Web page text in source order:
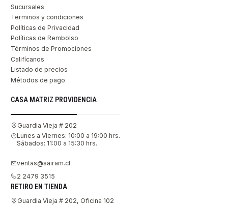
Sucursales
Terminos y condiciones
Políticas de Privacidad
Políticas de Rembolso
Términos de Promociones
Califícanos
Listado de precios
Métodos de pago
CASA MATRIZ PROVIDENCIA
Guardia Vieja # 202
Lunes a Viernes: 10:00 a 19:00 hrs.
Sábados: 11:00 a 15:30 hrs.
ventas@sairam.cl
2 2479 3515
RETIRO EN TIENDA
Guardia Vieja # 202, Oficina 102